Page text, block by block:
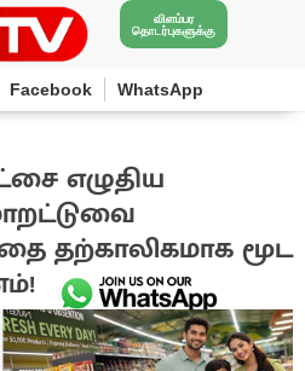
விளம்பர
தொடர்புகளுக்கு
Facebook WhatsApp
எழுதிய
தற்காலிகமாக மூட